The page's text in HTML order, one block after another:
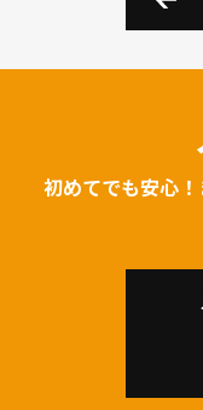
初めてでも安心